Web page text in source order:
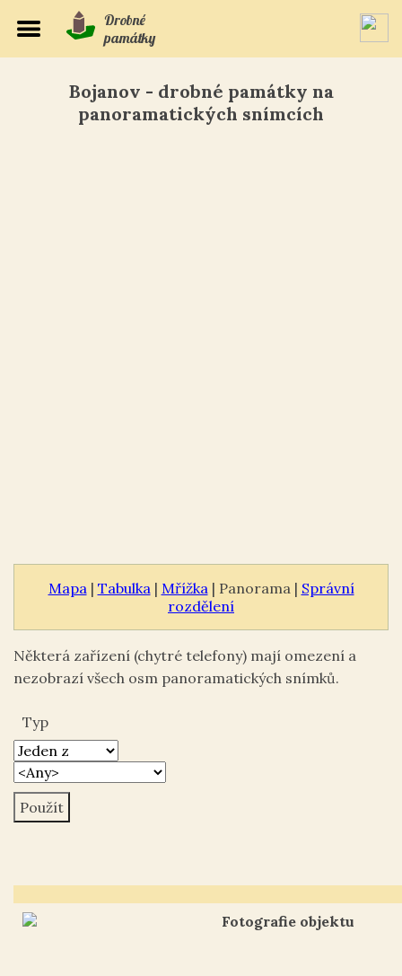
Drobné
památky
Bojanov - drobné památky na
panoramatických snímcích
Mapa | Tabulka | Mřížka | Panorama | Správní
rozdělení
Některá zařízení (chytré telefony) mají omezení a
nezobrazí všech osm panoramatických snímků.
Typ